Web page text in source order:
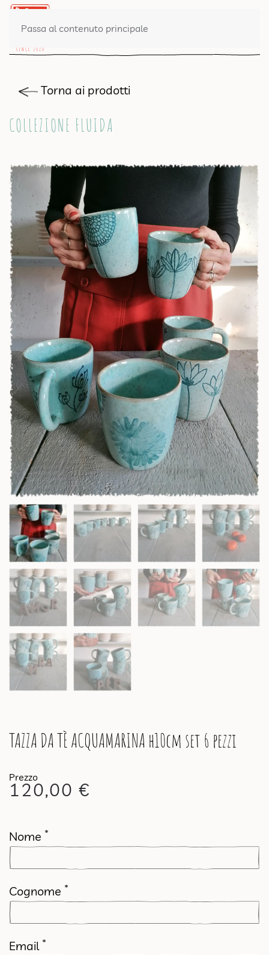
Passa al contenuto principale
Torna ai prodotti
COLLEZIONE FLUIDA
TAZZA DA TÈ ACQUAMARINA h10cm set 6 pezzi
120,00 €
Nome *
Cognome *
Email *